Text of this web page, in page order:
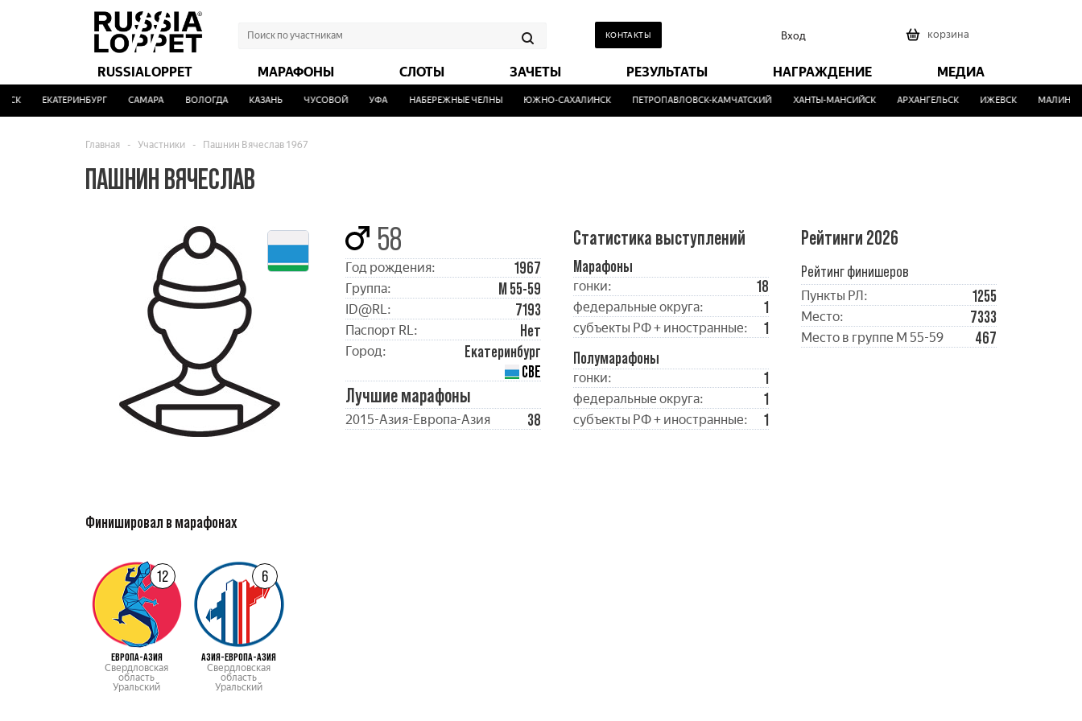
КОНТАКТЫ Вход корзина
RUSSIALOPPET МАРАФОНЫ СЛОТЫ ЗАЧЕТЫ РЕЗУЛЬТАТЫ НАГРАЖДЕНИЕ МЕДИА
ЕКАТЕРИНБУРГ САМАРА ВОЛОГДА КАЗАНЬ ЧУСОВОЙ УФА НАБЕРЕЖНЫЕ ЧЕЛНЫ ЮЖНО-САХАЛИНСК ПЕТРОПАВЛОВСК-КАМЧАТСКИЙ ХАНТЫ-МАНСИЙСК АРХАНГЕЛЬСК ИЖЕВСК
Главная - Участники - Пашнин Вячеслав 1967
ПАШНИН ВЯЧЕСЛАВ
58
Год рождения: 1967
Группа: М 55-59
ID@RL: 7193
Паспорт RL: Нет
Город:
Екатеринбург
СВЕ
Лучшие марафоны
2015-Азия-Европа-Азия 38
Статистика выступлений
Марафоны
гонки: 18
федеральные округа: 1
субъекты РФ + иностранные:
1
Полумарафоны
гонки: 1
федеральные округа: 1
субъекты РФ + иностранные: 1
Рейтинги 2026
Рейтинг финишеров
Пункты РЛ: 1255
Место: 7333
Место в группе М 55-59 467
Финишировал в марафонах
12
ЕВРОПА-АЗИЯ
Свердловская
область
Уральский
6
АЗИЯ-ЕВРОПА-АЗИЯ
Свердловская
область
Уральский